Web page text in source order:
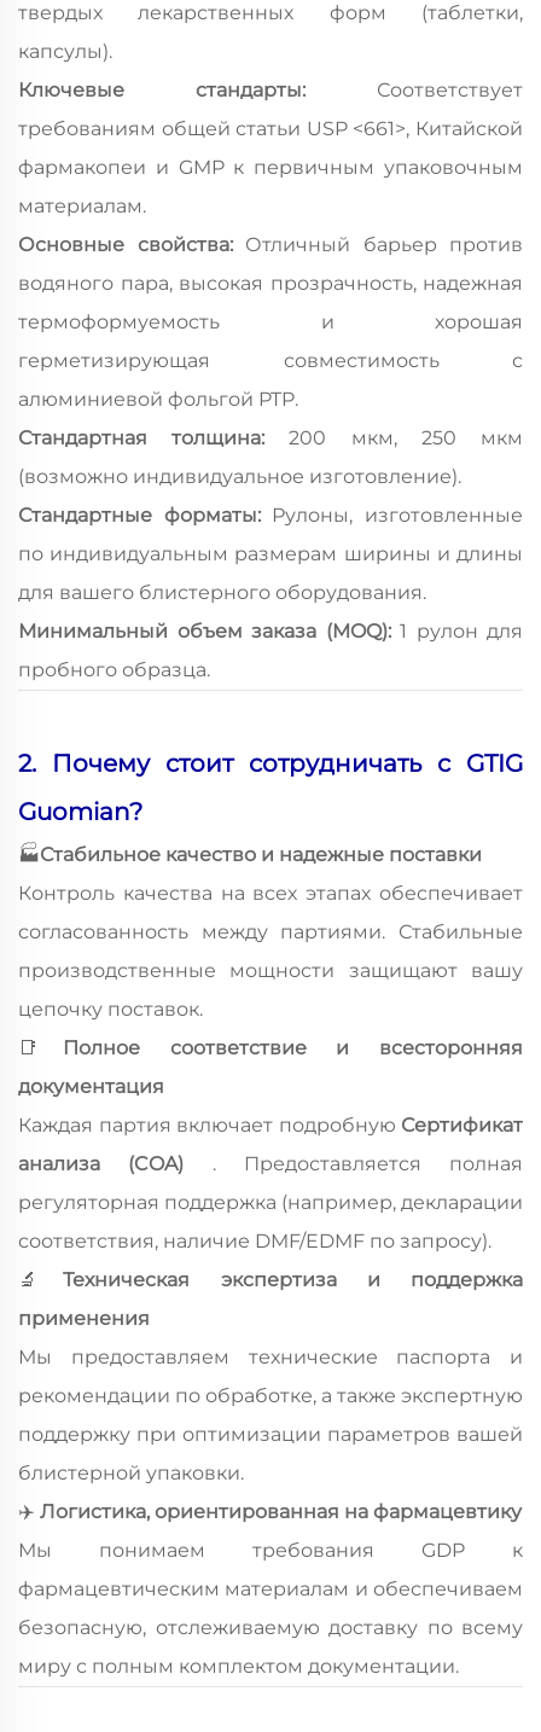
твердых лекарственных форм (таблетки,
капсулы).
Ключевые стандарты: Соответствует
требованиям общей статьи USP <661>, Китайской
фармакопеи и GMP к первичным упаковочным
материалам.
Основные свойства: Отличный барьер против
водяного пара, высокая прозрачность, надежная
термоформуемость и хорошая
герметизирующая совместимость с
алюминиевой фольгой PTP.
Стандартная толщина:200 мкм, 250 мкм
(возможно индивидуальное изготовление).
Стандартные форматы: Рулоны, изготовленные
по индивидуальным размерам ширины и длины
для вашего блистерного оборудования.
Минимальный объем заказа (MOQ): 1 рулон для
пробного образца.
2. Почему стоит сотрудничать с GTIG
Guomian?
🏭Стабильное качество и надежные поставки
Контроль качества на всех этапах обеспечивает
согласованность между партиями. Стабильные
производственные мощности защищают вашу
цепочку поставок.
📑
Полное соответствие и всесторонняя
документация
Каждая партия включает подробную Сертификат
анализа (COA) . Предоставляется полная
регуляторная поддержка (например, декларации
соответствия, наличие DMF/EDMF по запросу).
🔬Техническая экспертиза и поддержка
применения
Мы предоставляем технические паспорта и
рекомендации по обработке, а также экспертную
поддержку при оптимизации параметров вашей
блистерной упаковки.
✈ Логистика, ориентированная на фармацевтику
Мы понимаем требования GDP к
фармацевтическим материалам и обеспечиваем
безопасную, отслеживаемую доставку по всему
миру с полным комплектом документации.